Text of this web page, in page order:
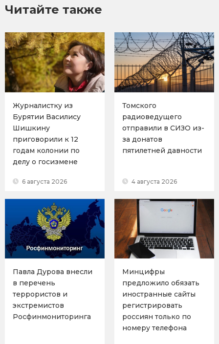
Читайте также
Журналистку из
Бурятии Василису
Шишкину
приговорили к 12
годам колонии по
делу о госизмене
6 августа 2026
Томского
радиоведущего
отправили в СИЗО из-
за донатов
пятилетней давности
4 августа 2026
Павла Дурова внесли
в перечень
террористов и
экстремистов
Росфинмониторинга
Минцифры
предложило обязать
иностранные сайты
регистрировать
россиян только по
номеру телефона